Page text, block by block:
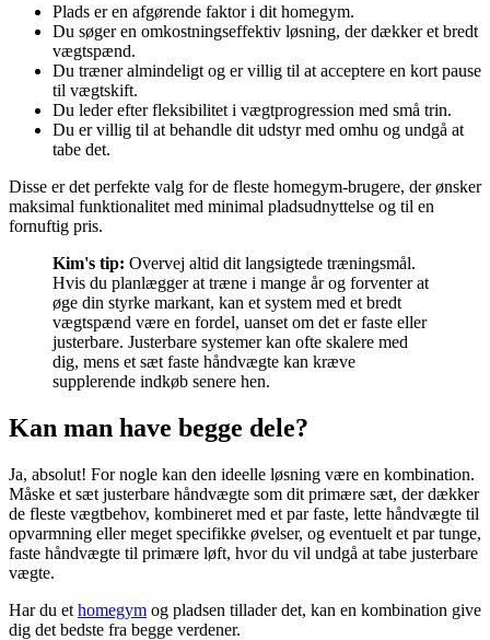
Plads er en afgørende faktor i dit homegym.
Du søger en omkostningseffektiv løsning, der dækker et bredt
vægtspænd.
Du træner almindeligt og er villig til at acceptere en kort pause
til vægtskift.
Du leder efter fleksibilitet i vægtprogression med små trin.
Du er villig til at behandle dit udstyr med omhu og undgå at
tabe det.
Disse er det perfekte valg for de fleste homegym-brugere, der ønsker
maksimal funktionalitet med minimal pladsudnyttelse og til en
fornuftig pris.
Kim's tip: Overvej altid dit langsigtede træningsmål.
Hvis du planlægger at træne i mange år og forventer at
øge din styrke markant, kan et system med et bredt
vægtspænd være en fordel, uanset om det er faste eller
justerbare. Justerbare systemer kan ofte skalere med
dig, mens et sæt faste håndvægte kan kræve
supplerende indkøb senere hen.
Kan man have begge dele?
Ja, absolut! For nogle kan den ideelle løsning være en kombination.
Måske et sæt justerbare håndvægte som dit primære sæt, der dækker
de fleste vægtbehov, kombineret med et par faste, lette håndvægte til
opvarmning eller meget specifikke øvelser, og eventuelt et par tunge,
faste håndvægte til primære løft, hvor du vil undgå at tabe justerbare
vægte.
Har du et homegym og pladsen tillader det, kan en kombination give
dig det bedste fra begge verdener.